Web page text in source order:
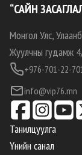
“САЙН
Монгол Улс,
Жуулчны гудамж
+976-701-22-
info@vip76.mn
Танилцуулга
Үнийн санал